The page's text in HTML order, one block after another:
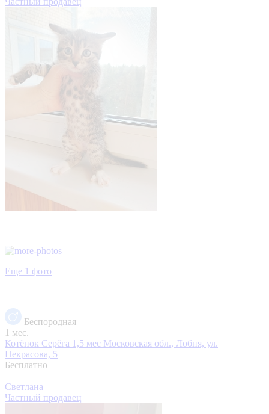
Еще 1 фото
Беспородная
1 мес.
Котёнок Серёга 1,5 мес Московская обл., Лобня, ул.
Некрасова, 5
Бесплатно
Светлана
Частный продавец